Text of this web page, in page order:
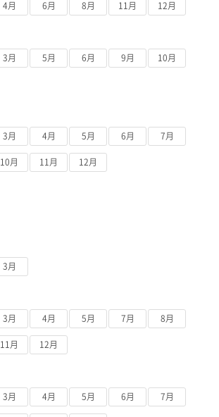
4月 6月 8月 11月 12月
3月 5月 6月 9月 10月
3月 4月 5月 6月 7月
10月 11月 12月
3月
3月 4月 5月 7月 8月
11月 12月
3月 4月 5月 6月 7月